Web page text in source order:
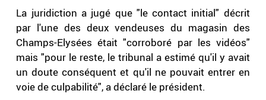
La juridiction a jugé que "le contact initial" décrit
par l'une des deux vendeuses du magasin des
Champs-Elysées était "corroboré par les vidéos"
mais "pour le reste, le tribunal a estimé qu'il y avait
un doute conséquent et qu'il ne pouvait entrer en
voie de culpabilité", a déclaré le président.